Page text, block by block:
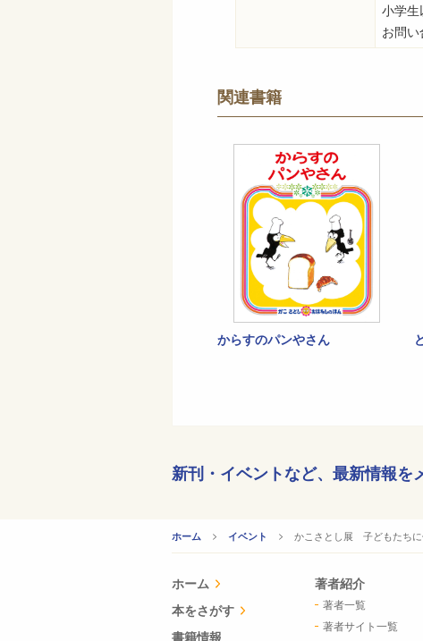
小学
お問
関連書籍
からすのパンやさん
新刊・イベントなど、 最新情報を
ホーム イベント CURRENT:
かこさとし展 子どもたちに
ホーム
本をさがす
書籍情報
著者紹介
著者一覧
著者サイト一覧